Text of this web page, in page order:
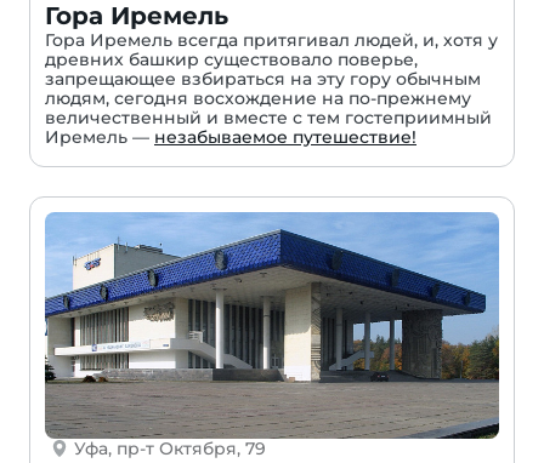
Гора Иремель
Гора Иремель всегда притягивал людей, и, хотя у
древних башкир существовало поверье,
запрещающее взбираться на эту гору обычным
людям, сегодня восхождение на по-прежнему
величественный и вместе с тем гостеприимный
Иремель — незабываемое путешествие!
Уфа, пр-т Октября, 79